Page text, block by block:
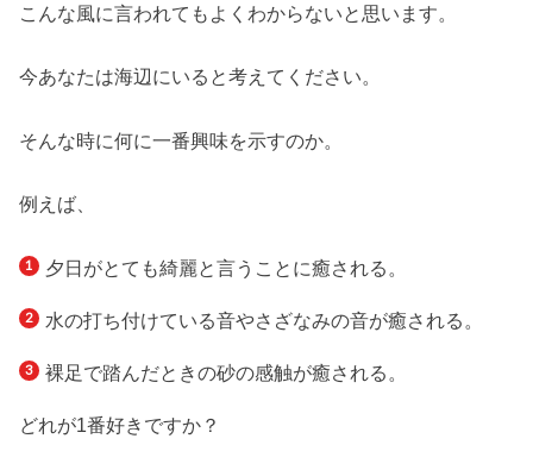
こんな風に言われてもよくわからないと思います。
今あなたは海辺にいると考えてください。
そんな時に何に一番興味を示すのか。
例えば、
夕日がとても綺麗と言うことに癒される。
水の打ち付けている音やさざなみの音が癒される。
裸足で踏んだときの砂の感触が癒される。
どれが1番好きですか？